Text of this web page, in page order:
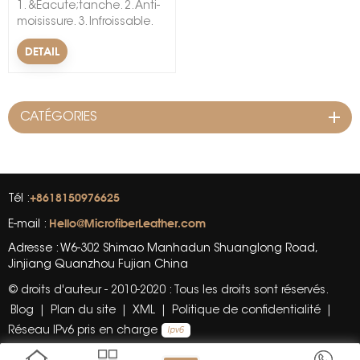
1. &Eacute;tanche. 2. Anti-
moisissure. 3. Infroissable.
&nbsp; &nbsp;
DETAIL
CATÉGORIES
Tél :+8618150976625
E-mail : Hello@MicrofiberLeather.com
Adresse : W6-302 Shimao Manhadun Shuanglong Road,
Jinjiang Quanzhou Fujian China
© droits d'auteur - 2010-2020 : Tous les droits sont réservés.
Blog
Plan du site XML Politique de confidentialité
Réseau IPv6 pris en charge